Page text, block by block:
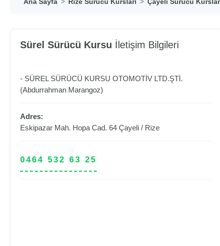
Sürel Sürücü Kursu İletişim Bilgileri
- SÜREL SÜRÜCÜ KURSU OTOMOTİV LTD.ŞTİ.
(Abdurrahman Marangoz)
Adres:
Eskipazar Mah. Hopa Cad. 64 Çayeli / Rize
0464 532 63 25